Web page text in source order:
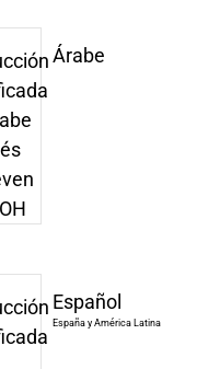
Árabe
Español
España y América Latina